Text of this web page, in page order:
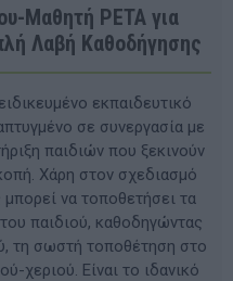
Μαθητή PETA για
Λαβή Καθοδήγησης
εκπαιδευτικό
σε συνεργασία με
παιδιών που ξεκινούν
Χάρη στον σχεδιασμό
να τοποθετήσει τα
παιδιού, καθοδηγώντας
τη σωστή τοποθέτηση στο
χεριού. Είναι το ιδανικό